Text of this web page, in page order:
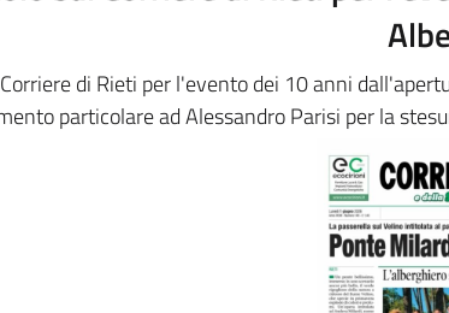
di Rieti per l'evento dei 10 anni
particolare ad Alessandro Parisi per la